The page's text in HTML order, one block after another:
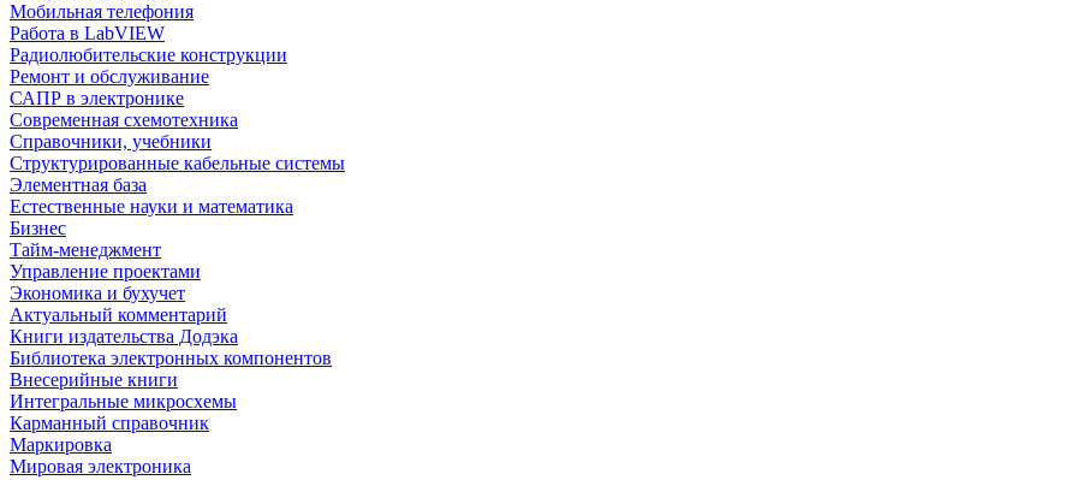
Мобильная телефония
Работа в LabVIEW
Радиолюбительские конструкции
Ремонт и обслуживание
САПР в электронике
Современная схемотехника
Справочники, учебники
Структурированные кабельные системы
Элементная база
Естественные науки и математика
Бизнес
Тайм-менеджмент
Управление проектами
Экономика и бухучет
Актуальный комментарий
Книги издательства Додэка
Библиотека электронных компонентов
Внесерийные книги
Интегральные микросхемы
Карманный справочник
Маркировка
Мировая электроника